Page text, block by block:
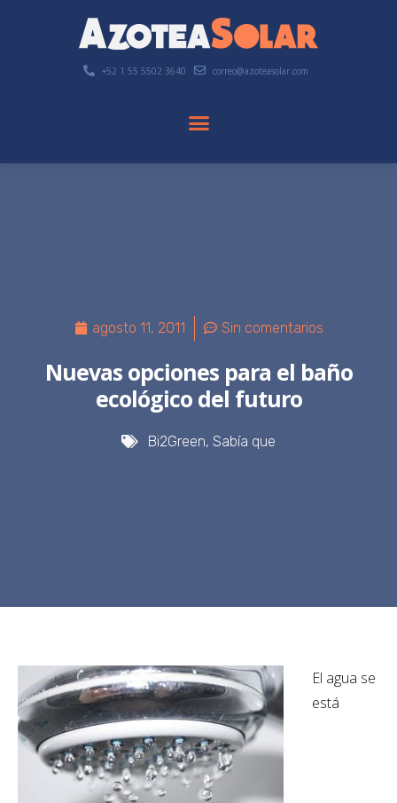
+52 1 55 5502 3640 correo@azoteasolar.com
agosto 11, 2011 Sin comentarios
Nuevas opciones para el baño
ecológico del futuro
Bi2Green, Sabía que
El agua se
está